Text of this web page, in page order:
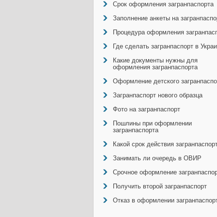
Срок оформления загранпаспорта
Заполнение анкеты на
Процедура оформления
Где сделать загранпаспорт в
Какие документы нужны для
оформления загранпаспорта
Оформление детского
Загранпаспорт нового образца
Фото на загранпаспорт
Пошлины при оформлении
загранпаспорта
Какой срок действия
Занимать ли очередь в ОВИР
Срочное оформление
Получить второй загранпаспорт
Отказ в оформлении